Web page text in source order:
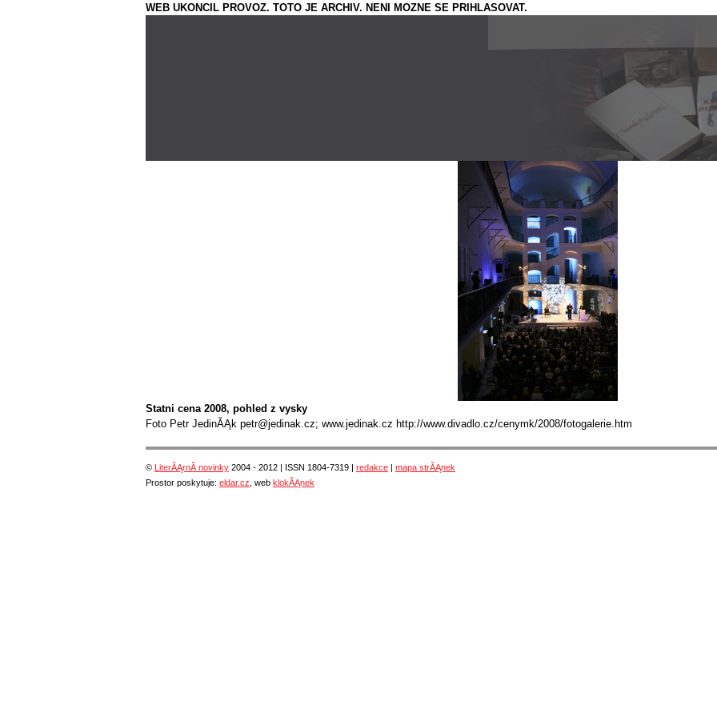
WEB UKONCIL PROVOZ. TOTO JE ARCHIV. NENI MOZNE SE PRIHLASOVAT.
Statni cena 2008, pohled z vysky
Foto Petr JedinĂĄk petr@jedinak.cz; www.jedinak.cz http://www.divadlo.cz/cenymk/2008/fotogalerie.htm
© LiterĂĄrnĂ­ novinky 2004 - 2012 | ISSN 1804-7319 | redakce
mapa strĂĄnek
Prostor poskytuje: eldar.cz , web klokĂĄnek